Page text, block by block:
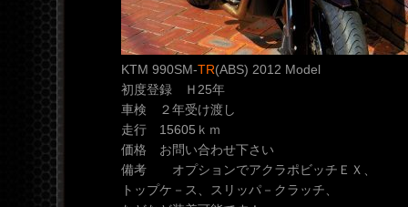
KTM 990SM-TR(ABS) 2012 Model
初度登録 Ｈ25年
車検 ２年受け渡し
走行 15605ｋｍ
価格 お問い合わせ下さい
備考 オプションでアクラポビッチＥＸ、
トップケ－ス、スリッパ－クラッチ、